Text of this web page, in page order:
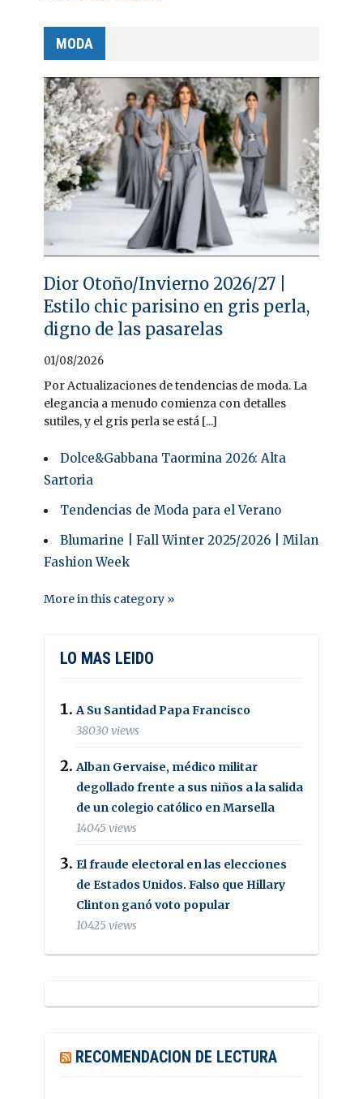
MODA
Dior Otoño/Invierno 2026/27 |
Estilo chic parisino en gris perla,
digno de las pasarelas
01/08/2026
Por Actualizaciones de tendencias de moda. La
elegancia a menudo comienza con detalles
sutiles, y el gris perla se está [...]
Dolce&Gabbana Taormina 2026: Alta
Sartoria
Tendencias de Moda para el Verano
Blumarine | Fall Winter 2025/2026 | Milan
Fashion Week
More in this category »
LO MAS LEIDO
A Su Santidad Papa Francisco
38030 views
Alban Gervaise, médico militar
degollado frente a sus niños a la salida
de un colegio católico en Marsella
14045 views
El fraude electoral en las elecciones
de Estados Unidos. Falso que Hillary
Clinton ganó voto popular
10425 views
RECOMENDACION DE LECTURA